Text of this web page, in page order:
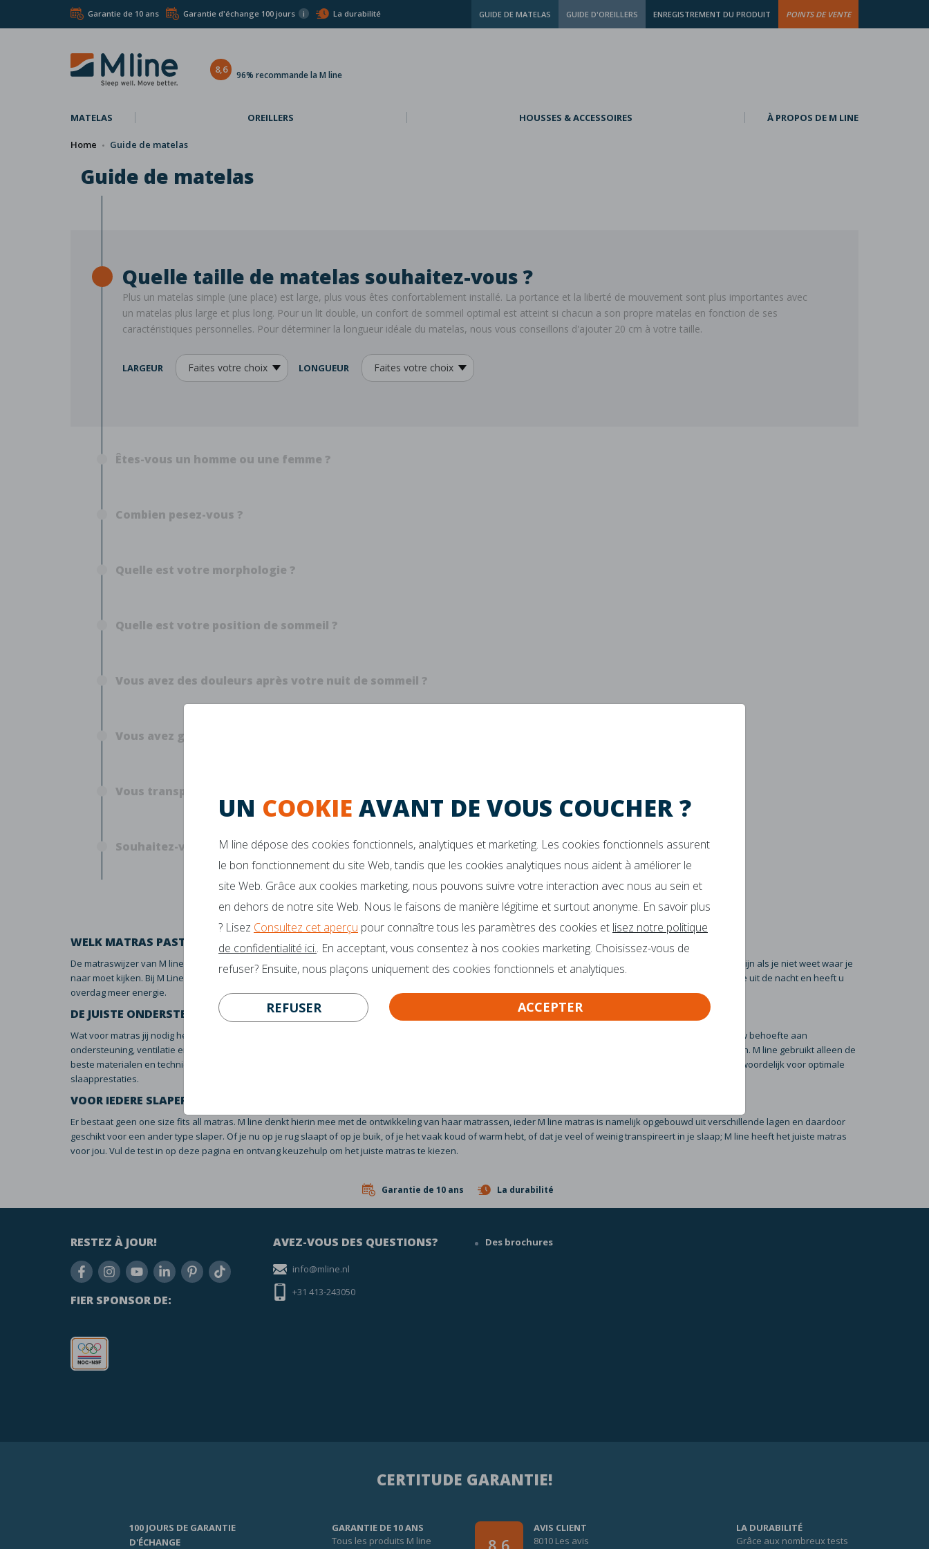
Garantie de 10 ans Garantie d'échange 100 jours i La durabilité GUIDE DE MATELAS GUIDE D'OREILLERS ENREGISTREMENT DU PRODUIT POINTS DE VENTE
8,6 96% recommande la M line
MATELAS OREILLERS HOUSSES & ACCESSOIRES À PROPOS DE M LINE
UN COOKIE AVANT DE VOUS COUCHER ?
M line dépose des cookies fonctionnels, analytiques et marketing. Les cookies fonctionnels assurent
le bon fonctionnement du site Web, tandis que les cookies analytiques nous aident à améliorer le
site Web. Grâce aux cookies marketing, nous pouvons suivre votre interaction avec nous au sein et
en dehors de notre site Web. Nous le faisons de manière légitime et surtout anonyme. En savoir plus
? Lisez Consultez cet aperçu pour connaître tous les paramètres des cookies et lisez notre politique
de confidentialité ici.. En acceptant, vous consentez à nos cookies marketing. Choisissez-vous de
refuser? Ensuite, nous plaçons uniquement des cookies fonctionnels et analytiques.
REFUSER ACCEPTER
Home Guide de matelas
Guide de matelas
Quelle taille de matelas souhaitez-vous ?
Plus un matelas simple (une place) est large, plus vous êtes confortablement installé. La portance et la liberté de mouvement sont plus importantes avec
un matelas plus large et plus long. Pour un lit double, un confort de sommeil optimal est atteint si chacun a son propre matelas en fonction de ses
caractéristiques personnelles. Pour déterminer la longueur idéale du matelas, nous vous conseillons d'ajouter 20 cm à votre taille.
LARGEUR LONGUEUR
Êtes-vous un homme ou une femme ?
Combien pesez-vous ?
Quelle est votre morphologie ?
Quelle est votre position de sommeil ?
Vous avez des douleurs après votre nuit de sommeil ?
Vous avez généralement froid ou chaud au lit ?
Vous transpirez beaucoup ?
Souhaitez-vous un matelas souple ou ferme ?
WELK MATRAS PAST BIJ MIJ?
De matraswijzer van M line is speciaal ontwikkeld om jou te helpen ontdekken welk matras het beste bij je past. Een matras kiezen kan een moeilijke beslissing zijn als je niet weet waar je
naar moet kijken. Bij M Line weten wij als slaapspecialist alles van slaapsystemen voor optimale ondersteuning en uitstekende ventilatie. Zo haal je het maximale uit de nacht en heeft u
overdag meer energie.
DE JUISTE ONDERSTEUNING.
Wat voor matras jij nodig hebt hangt af van een aantal factoren zoals je lichaamsbouw, slaaphouding, klachten en persoonlijke voorkeuren. Afhankelijk van jouw behoefte aan
ondersteuning, ventilatie en drukverdeling komt er een matras advies uit de matraswijzer. De matrassen van M line zijn er in veel verschillende soorten en maten. M line gebruikt alleen de
beste materialen en technieken voor de matrassen. Elastisch schuim, dynamic support, body adapt en HR schuim zijn een aantal van deze toepassingen verantwoordelijk voor optimale
slaapprestaties.
VOOR IEDERE SLAPER.
Er bestaat geen one size fits all matras. M line denkt hierin mee met de ontwikkeling van haar matrassen, ieder M line matras is namelijk opgebouwd uit verschillende lagen en daardoor
geschikt voor een ander type slaper. Of je nu op je rug slaapt of op je buik, of je het vaak koud of warm hebt, of dat je veel of weinig transpireert in je slaap; M line heeft het juiste matras
voor jou. Vul de test in op deze pagina en ontvang keuzehulp om het juiste matras te kiezen.
Garantie de 10 ans La durabilité
RESTEZ À JOUR!
FIER SPONSOR DE:
AVEZ-VOUS DES QUESTIONS?
info@mline.nl
+31 413-243050
Des brochures
CERTITUDE GARANTIE!
100 JOURS DE GARANTIE
D'ÉCHANGE
GARANTIE DE 10 ANS
Tous les produits M line
AVIS CLIENT
8010 Les avis
LA DURABILITÉ
Grâce aux nombreux tests